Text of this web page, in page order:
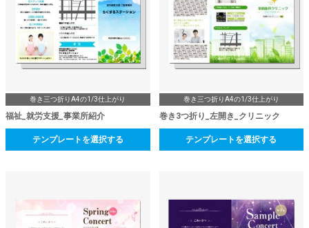
巻き三つ折りA4の1/3仕上がり
福祉_就労支援_事業所紹介
テンプレートを選択する
巻き三つ折りA4の1/3仕上がり
巻き3つ折り_左開き_クリニック
テンプレートを選択する